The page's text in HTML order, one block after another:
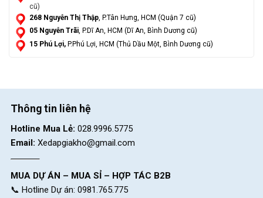
cũ)
268 Nguyễn Thị Thập, P.Tân Hưng, HCM (Quận 7 cũ)
05 Nguyễn Trãi, P.Dĩ An, HCM (Dĩ An, Bình Dương cũ)
15 Phú Lợi, P.Phú Lợi, HCM (Thủ Dầu Một, Bình Dương cũ)
Thông tin liên hệ
Hotline Mua Lẻ: 028.9996.5775
Email: Xedapgiakho@gmail.com
MUA DỰ ÁN – MUA SỈ – HỢP TÁC B2B
📞 Hotline Dự án: 0981.765.775